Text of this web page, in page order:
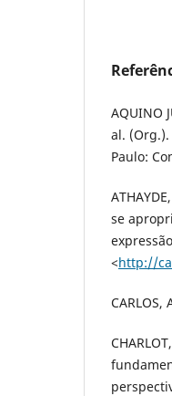
AQUINO
al.
Paulo:
se
<http://